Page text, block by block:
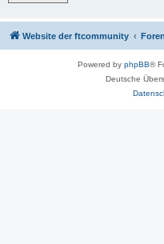
Website der ftcommunity
Powered by phpBB®
Deutsche